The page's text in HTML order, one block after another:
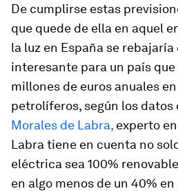
De cumplirse estas
que quede de ella en aquel
la luz en España se rebajaría
interesante para un país
millones de euros anuales
petrolíferos, según los datos
Morales de Labra, experto
Labra tiene en cuenta no
eléctrica sea 100%
en algo menos de un 40% en